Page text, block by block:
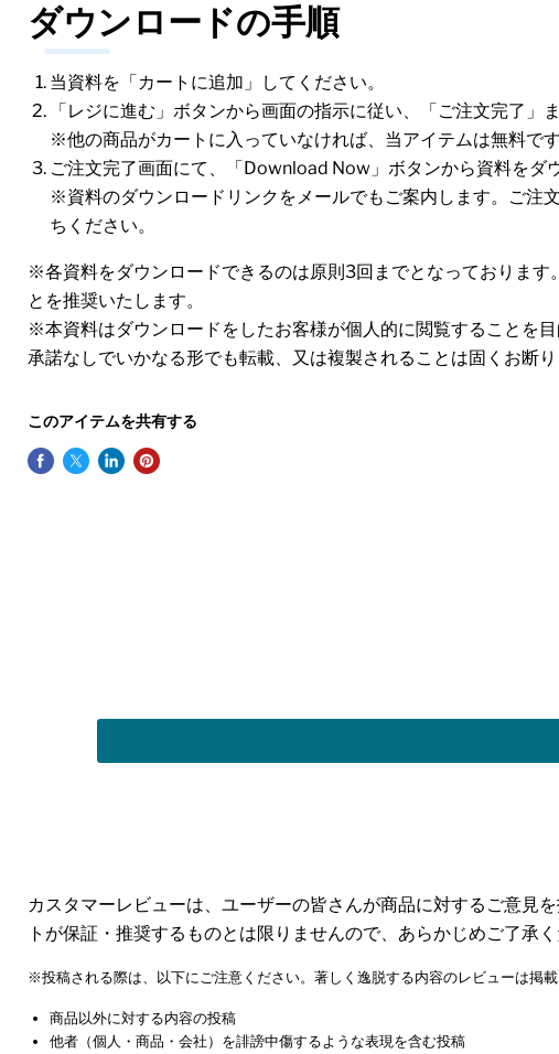
ダウンロードの手順
当資料を「カートに追加」してください。
「レジに進む」ボタンから画面の指示に従い、「ご注文完了」
※他の商品がカートに入っていなければ、当アイテムは無料で
ご注文完了画面にて、「Download Now」ボタンから資料をダ
※資料のダウンロードリンクをメールでもご案内します。ご注
ちください。
※各資料をダウンロードできるのは原則3回までとなっております
とを推奨いたします。
※本資料はダウンロードをしたお客様が個人的に閲覧することを
承諾なしでいかなる形でも転載、又は複製されることは固くお断り
このアイテムを共有する
カスタマーレビューは、ユーザーの皆さんが商品に対するご意見
トが保証・推奨するものとは限りませんので、あらかじめご了承く
※投稿される際は、以下にご注意ください。著しく逸脱する内容のレビューは掲載
商品以外に対する内容の投稿
他者（個人・商品・会社）を誹謗中傷するような表現を含む投稿